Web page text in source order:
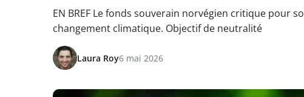
EN BREF Le fonds souverain norvégien critique pour
changement climatique. Objectif de neutralité
Laura Roy6 mai 2026